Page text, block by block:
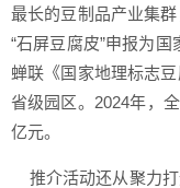
最长的豆制品产业集
“石屏豆腐皮”申报为
蝉联《国家地理标志
省级园区。2024年，
亿元。
推介活动还从聚力打